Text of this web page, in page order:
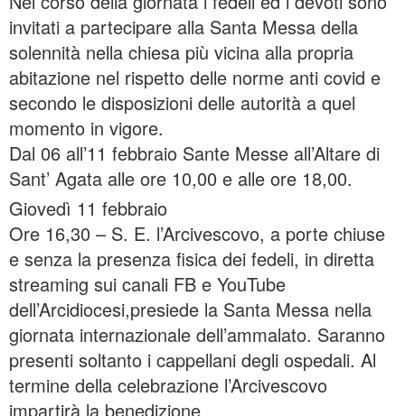
invitati a partecipare alla Santa Messa della
solennità nella chiesa più vicina alla propria
abitazione nel rispetto delle norme anti covid e
secondo le disposizioni delle autorità a quel
momento in vigore.
Dal 06 all’11 febbraio Sante Messe all’Altare di
Sant’ Agata alle ore 10,00 e alle ore 18,00.
Giovedì 11 febbraio
Ore 16,30 – S. E. l’Arcivescovo, a porte chiuse
e senza la presenza fisica dei fedeli, in diretta
streaming sui canali FB e YouTube
dell’Arcidiocesi,presiede la Santa Messa nella
giornata internazionale dell’ammalato. Saranno
presenti soltanto i cappellani degli ospedali. Al
termine della celebrazione l’Arcivescovo
impartirà la benedizione